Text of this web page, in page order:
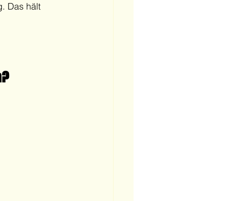
Das hält